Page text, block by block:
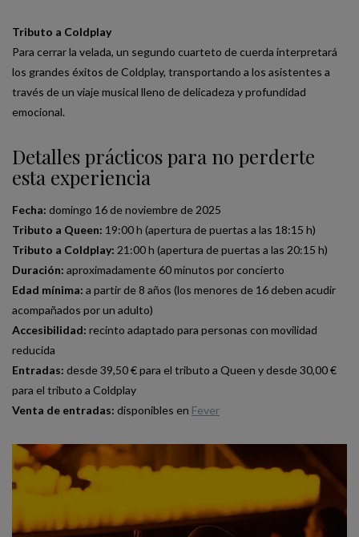
Tributo a Coldplay
Para cerrar la velada, un segundo cuarteto de cuerda interpretará
los grandes éxitos de Coldplay, transportando a los asistentes a
través de un viaje musical lleno de delicadeza y profundidad
emocional.
Detalles prácticos para no perderte
esta experiencia
Fecha: domingo 16 de noviembre de 2025
Tributo a Queen: 19:00 h (apertura de puertas a las 18:15 h)
Tributo a Coldplay: 21:00 h (apertura de puertas a las 20:15 h)
Duración: aproximadamente 60 minutos por concierto
Edad mínima: a partir de 8 años (los menores de 16 deben acudir
acompañados por un adulto)
Accesibilidad: recinto adaptado para personas con movilidad
reducida
Entradas: desde 39,50 € para el tributo a Queen y desde 30,00 €
para el tributo a Coldplay
Venta de entradas: disponibles en Fever